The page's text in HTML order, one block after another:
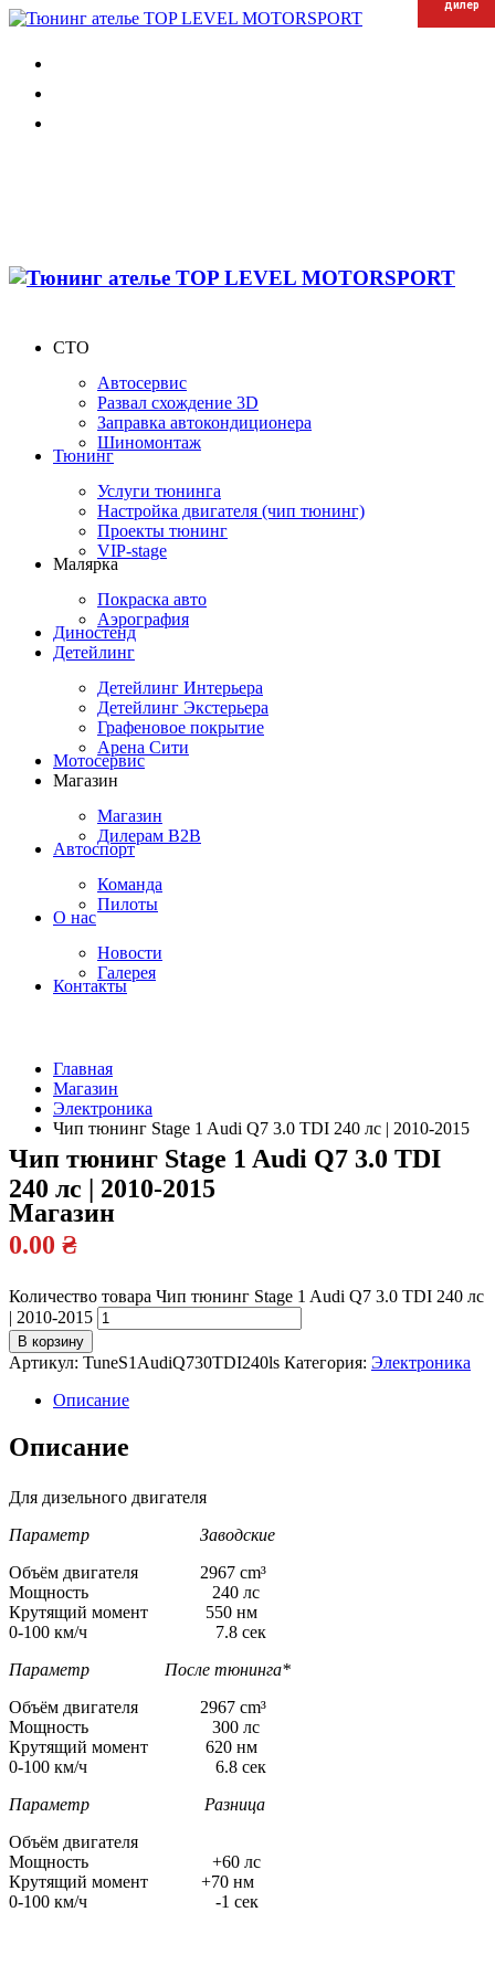
СТО
Автосервис
Развал схождение 3D
Заправка автокондиционера
Шиномонтаж
Тюнинг
Услуги тюнинга
Настройка двигателя (чип тюнинг)
Проекты тюнинг
VIP-stage
Малярка
Покраска авто
Аэрография
Диностенд
Детейлинг
Детейлинг Интерьера
Детейлинг Экстерьера
Графеновое покрытие
Арена Сити
Мотосервис
Магазин
Магазин
Дилерам B2B
Автоспорт
Команда
Пилоты
О нас
Новости
Галерея
Контакты
Главная
Магазин
Электроника
Чип тюнинг Stage 1 Audi Q7 3.0 TDI 240 лс | 2010-2015
Магазин
Чип тюнинг Stage 1 Audi Q7 3.0 TDI
240 лс | 2010-2015
0.00 ₴
Количество товара Чип тюнинг Stage 1 Audi Q7 3.0 TDI 240 лс
| 2010-2015
В корзину
Артикул: TuneS1AudiQ730TDI240ls Категория: Электроника
Описание
Описание
Для дизельного двигателя
Параметр Заводские
Объём двигателя 2967 cm³
Мощность 240 лс
Крутящий момент 550 нм
0-100 км/ч 7.8 сек
Параметр После тюнинга*
Объём двигателя 2967 cm³
Мощность 300 лс
Крутящий момент 620 нм
0-100 км/ч 6.8 сек
Параметр Разница
Объём двигателя
Мощность +60 лс
Крутящий момент +70 нм
0-100 км/ч -1 сек
дилер
дилер
дилер